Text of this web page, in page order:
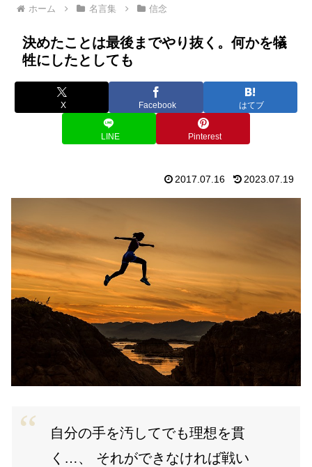
ホーム 名言集 信念
決めたことは最後までやり抜く。何かを犠
牲にしたとしても
X Facebook はてブ
LINE Pinterest
2017.07.16 2023.07.19
自分の手を汚してでも理想を貫
く…、 それができなければ戦い